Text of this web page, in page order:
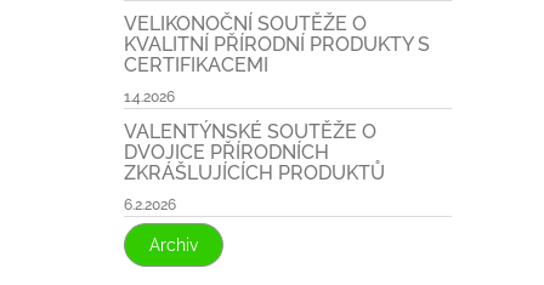
VELIKONOČNÍ SOUTĚŽE O
KVALITNÍ PŘÍRODNÍ PRODUKTY S
CERTIFIKACEMI
1.4.2026
VALENTÝNSKÉ SOUTĚŽE O
DVOJICE PŘÍRODNÍCH
ZKRÁŠLUJÍCÍCH PRODUKTŮ
6.2.2026
Archiv